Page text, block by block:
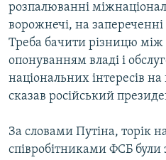
розпалюванні
ворожнечі, на запереченні
Треба бачити різницю між
опонуванням владі і
національних інтересів
сказав російський
За словами Путіна, торік на
співробітниками ФСБ були